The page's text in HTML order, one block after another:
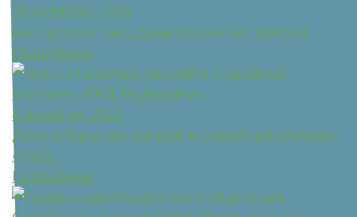
28 октября, 2025
Как прошёл наш День открытых дверей
Подробнее
8 октября, 2025
День открытых дверей в Семейной клинике
«РЖД-...
Подробнее